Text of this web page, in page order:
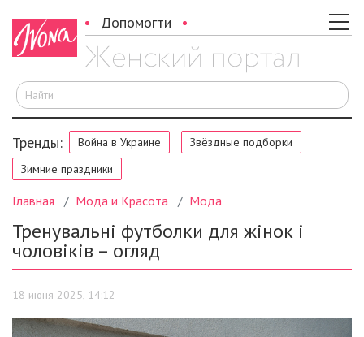
Допомогти
Тренды: Война в Украине
Звёздные подборки
Зимние праздники
Главная Мода и Красота Мода
Тренувальні футболки для жінок і
чоловіків – огляд
18 июня 2025, 14:12